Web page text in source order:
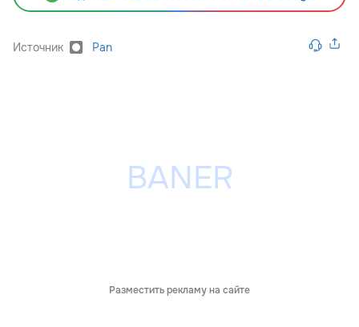
Источник Pan
Разместить рекламу на сайте